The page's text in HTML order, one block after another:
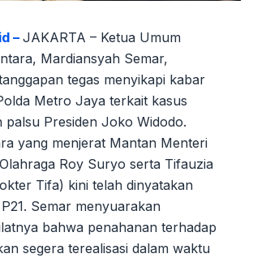
– JAKARTA – Ketua Umum
Mardiansyah Semar,
tegas menyikapi kabar
Metro Jaya terkait kasus
palsu Presiden Joko Widodo.
yang menjerat Mantan Menteri
Roy Suryo serta Tifauzia
Tifa) kini telah dinyatakan
Semar menyuarakan
bahwa penahanan terhadap
segera terealisasi dalam waktu